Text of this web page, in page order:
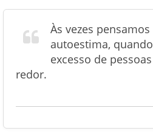
Às vezes
autoestima,
excesso de
redor.